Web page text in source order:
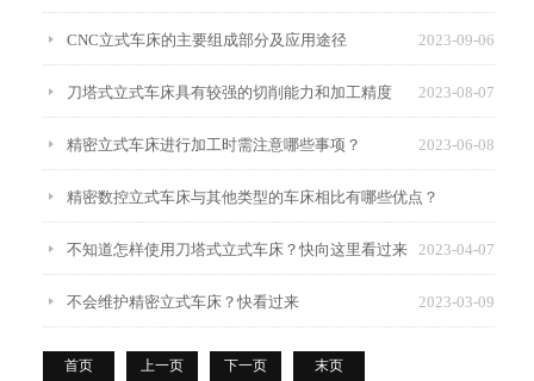
2023-10-10
CNC立式车床的主要组成部分及应用途径 2023-09-06
刀塔式立式车床具有较强的切削能力和加工精度 2023-08-07
精密立式车床进行加工时需注意哪些事项？ 2023-06-08
精密数控立式车床与其他类型的车床相比有哪些优点？
2023-05-09
不知道怎样使用刀塔式立式车床？快向这里看过来 2023-04-07
不会维护精密立式车床？快看过来 2023-03-09
首页 上一页 下一页 末页